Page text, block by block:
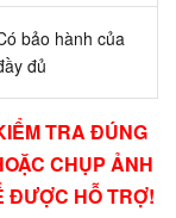
bảo hành của
đủ
TRA ĐÚNG
CHỤP ẢNH
ĐƯỢC HỖ TRỢ!